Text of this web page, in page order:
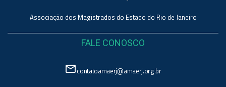
Associação dos Magistrados do Estado do Rio de Janeiro
FALE CONOSCO
mail_outlinecontatoamaerj@amaerj.org.br